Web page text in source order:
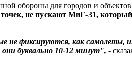
обороны для городов и
не пускают МиГ-31,
не фиксируются, как самолеты,
буквально 10-12 минут", -